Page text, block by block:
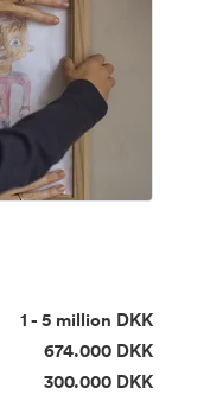
1 - 5 million DKK
674.000 DKK
300.000 DKK